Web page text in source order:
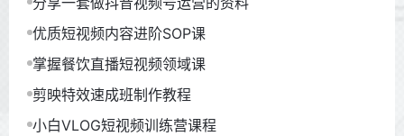
优质短视频内容进阶SOP课
掌握餐饮直播短视频领域课
剪映特效速成班制作教程
小白VLOG短视频训练营课程